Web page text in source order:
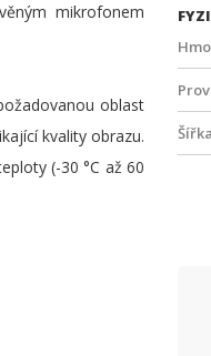
mikrofonem
oblast
kvality obrazu.
(-30 °C až 60